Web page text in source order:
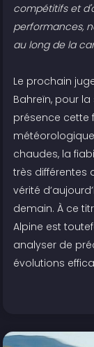
compétitifs et
performances,
au long de la
Le prochain
Bahreïn, pour
présence cette
chaudes, la
très différentes
vérité
demain. À ce
Alpine est
analyser de
évolutions